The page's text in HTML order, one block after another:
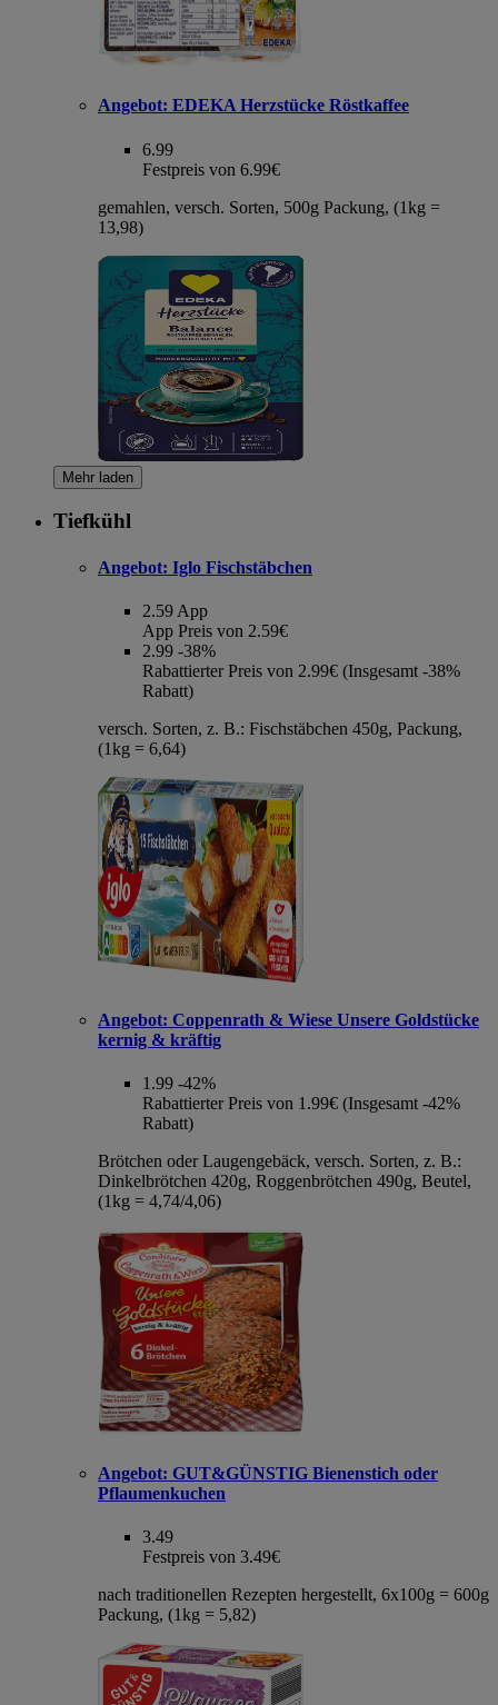
Angebot: EDEKA Herzstücke Röstkaffee
6.99
Festpreis von 6.99€
gemahlen, versch. Sorten, 500g Packung, (1kg =
13,98)
Mehr laden
Tiefkühl
Angebot: Iglo Fischstäbchen
2.59 App
App Preis von 2.59€
2.99 -38%
Rabattierter Preis von 2.99€ (Insgesamt -38%
Rabatt)
versch. Sorten, z. B.: Fischstäbchen 450g, Packung,
(1kg = 6,64)
Angebot: Coppenrath & Wiese Unsere Goldstücke
kernig & kräftig
1.99 -42%
Rabattierter Preis von 1.99€ (Insgesamt -42%
Rabatt)
Brötchen oder Laugengebäck, versch. Sorten, z. B.:
Dinkelbrötchen 420g, Roggenbrötchen 490g, Beutel,
(1kg = 4,74/4,06)
Angebot: GUT&GÜNSTIG Bienenstich oder
Pflaumenkuchen
3.49
Festpreis von 3.49€
nach traditionellen Rezepten hergestellt, 6x100g = 600g
Packung, (1kg = 5,82)